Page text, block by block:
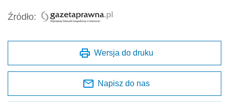
Źródło:
Wersja do druku
Napisz do nas